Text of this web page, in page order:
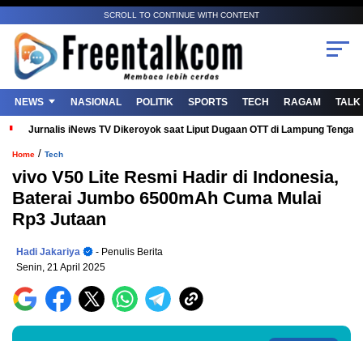
SCROLL TO CONTINUE WITH CONTENT
NEWS NASIONAL POLITIK SPORTS TECH RAGAM TALK
Jurnalis iNews TV Dikeroyok saat Liput Dugaan OTT di Lampung
Home / Tech
vivo V50 Lite Resmi Hadir di Indonesia,
Baterai Jumbo 6500mAh Cuma Mulai
Rp3 Jutaan
Hadi Jakariya
- Penulis Berita
Senin, 21 April 2025